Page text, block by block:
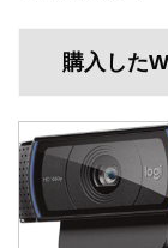
購入した